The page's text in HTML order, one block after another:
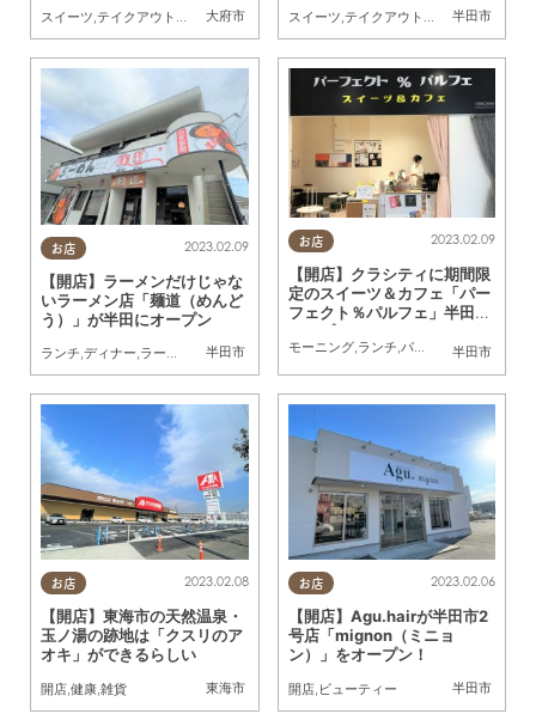
大府市
スイーツ,テイクアウト ,開店 半田市
スイーツ,テイクアウト ,開店,ちたまる調
お店
半田市
2023.02.09
【開店】ラーメンだけじゃな
いラーメン店「麺道（めんど
う）」が半田にオープン
ランチ,ディナー,ラーメン 開店
お店
半田市
2023.02.09
【開店】クラシティに期間限
定のスイーツ＆カフェ「パー
フェクト％パルフェ」半田に
オープン
モーニング, ランチ パン カフェ,スイーツ
お店
東海市
2023.02.08
【開店】東海市の天然温泉・
玉ノ湯の跡地は「クスリのア
オキ」ができるらしい
開店,健康,雑貨
お店
半田市
2023.02.06
【開店】Agu.hairが半田市2
号店「mignon（ミニョ
ン）」をオープン！
開店, ビューティー